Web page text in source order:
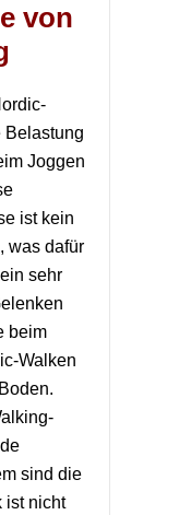
von
Belastung
Joggen
ist kein
was dafür
sehr
beim
Walken
sind die
ist nicht